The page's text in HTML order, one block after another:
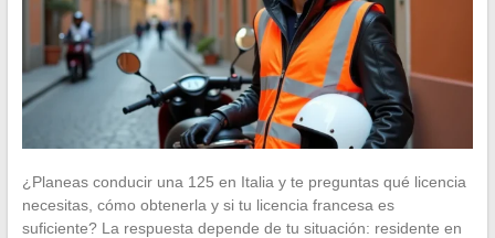
¿Planeas conducir una 125 en Italia y te preguntas qué licencia
necesitas, cómo obtenerla y si tu licencia francesa es
suficiente? La respuesta depende de tu situación: residente en